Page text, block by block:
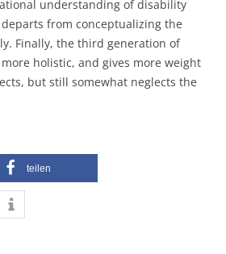
understanding of disability
from conceptualizing the
Finally, the third generation of
holistic, and gives more weight
but still somewhat neglects the
teilen